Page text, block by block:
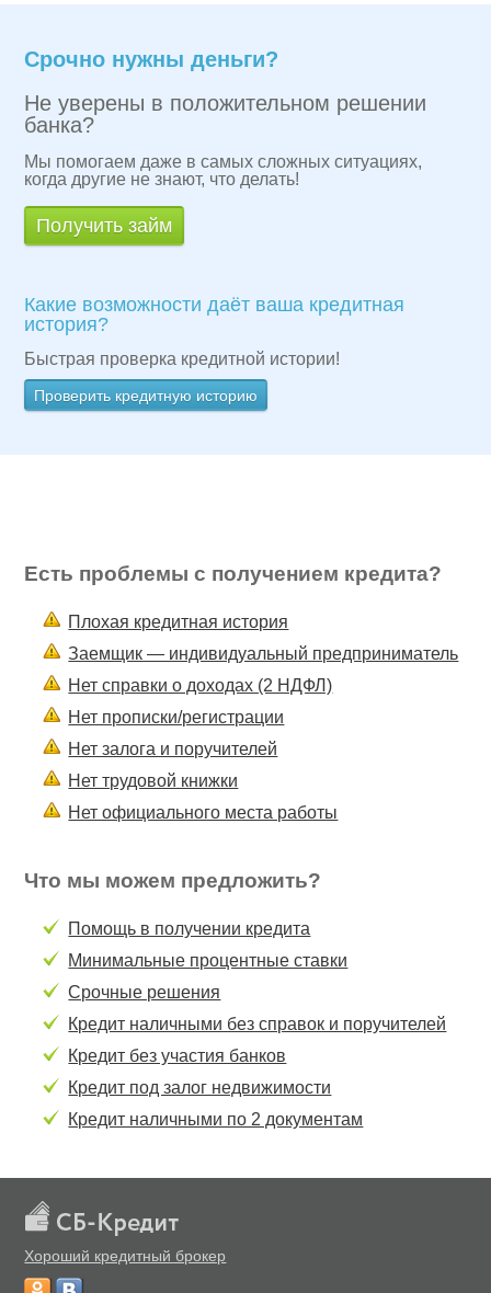
Срочно нужны деньги?
Не уверены в положительном решении
банка?
Мы помогаем даже в самых сложных ситуациях,
когда другие не знают, что делать!
Получить займ
Какие возможности даёт ваша кредитная
история?
Быстрая проверка кредитной истории!
Проверить кредитную историю
Есть проблемы с получением кредита?
Плохая кредитная история
Заемщик — индивидуальный предприниматель
Нет справки о доходах (2 НДФЛ)
Нет прописки/регистрации
Нет залога и поручителей
Нет трудовой книжки
Нет официального места работы
Что мы можем предложить?
Помощь в получении кредита
Минимальные процентные ставки
Срочные решения
Кредит наличными без справок и поручителей
Кредит без участия банков
Кредит под залог недвижимости
Кредит наличными по 2 документам
Хороший кредитный брокер